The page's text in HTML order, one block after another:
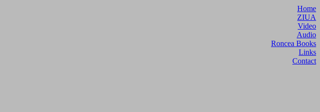
Home
ZIUA
Video
Audio
Roncea Books
Links
Contact